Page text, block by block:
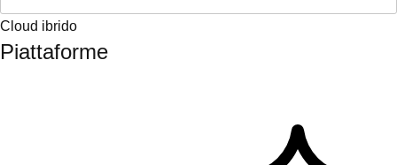
Cloud ibrido
Piattaforme